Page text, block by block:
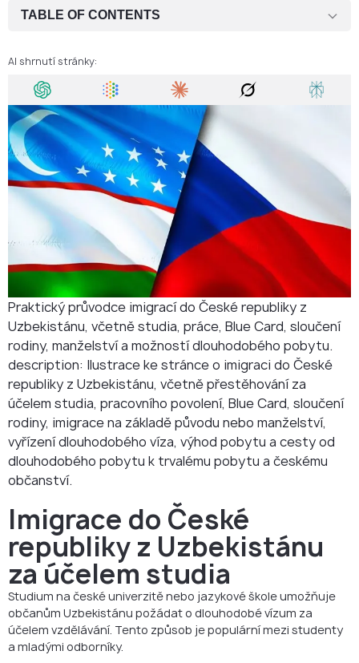
TABLE OF CONTENTS
Výhody dlouhodobého pobytu v České republice pro občany
Uzbekistánu
Z dlouhodobého pobytu k trvalému pobytu a občanství
Potřebujete pomoc s imigrací do České republiky?
FAQ
AI shrnutí stránky:
Praktický průvodce imigrací do České republiky z
Uzbekistánu, včetně studia, práce, Blue Card, sloučení
rodiny, manželství a možností dlouhodobého pobytu.
description: Ilustrace ke stránce o imigraci do České
republiky z Uzbekistánu, včetně přestěhování za
účelem studia, pracovního povolení, Blue Card, sloučení
rodiny, imigrace na základě původu nebo manželství,
vyřízení dlouhodobého víza, výhod pobytu a cesty od
dlouhodobého pobytu k trvalému pobytu a českému
občanství.
Imigrace do České
republiky z Uzbekistánu
za účelem studia
Studium na české univerzitě nebo jazykové škole umožňuje
občanům Uzbekistánu požádat o dlouhodobé vízum za
účelem vzdělávání. Tento způsob je populární mezi studenty
a mladými odborníky.